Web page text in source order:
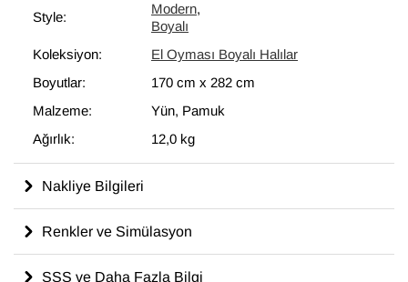
modern iç mekanlara mükemmel uyum sağlar.
%100 yün, pamuk atkı ve çözgüyle dokunmuş olan bu
"eskitme" halının ölçüleri:170 cm x 282 cm
Style:
Modern,
Boyalı
Koleksiyon:
El Oyması Boyalı Halılar
Boyutlar:
170 cm x 282 cm
Malzeme:
Yün, Pamuk
Ağırlık:
12,0 kg
Nakliye Bilgileri
Renkler ve Simülasyon
SSS ve Daha Fazla Bilgi